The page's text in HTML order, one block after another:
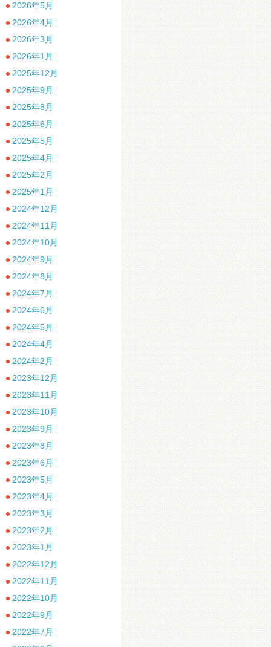
2026年5月
2026年4月
2026年3月
2026年1月
2025年12月
2025年9月
2025年8月
2025年6月
2025年5月
2025年4月
2025年2月
2025年1月
2024年12月
2024年11月
2024年10月
2024年9月
2024年8月
2024年7月
2024年6月
2024年5月
2024年4月
2024年2月
2023年12月
2023年11月
2023年10月
2023年9月
2023年8月
2023年6月
2023年5月
2023年4月
2023年3月
2023年2月
2023年1月
2022年12月
2022年11月
2022年10月
2022年9月
2022年7月